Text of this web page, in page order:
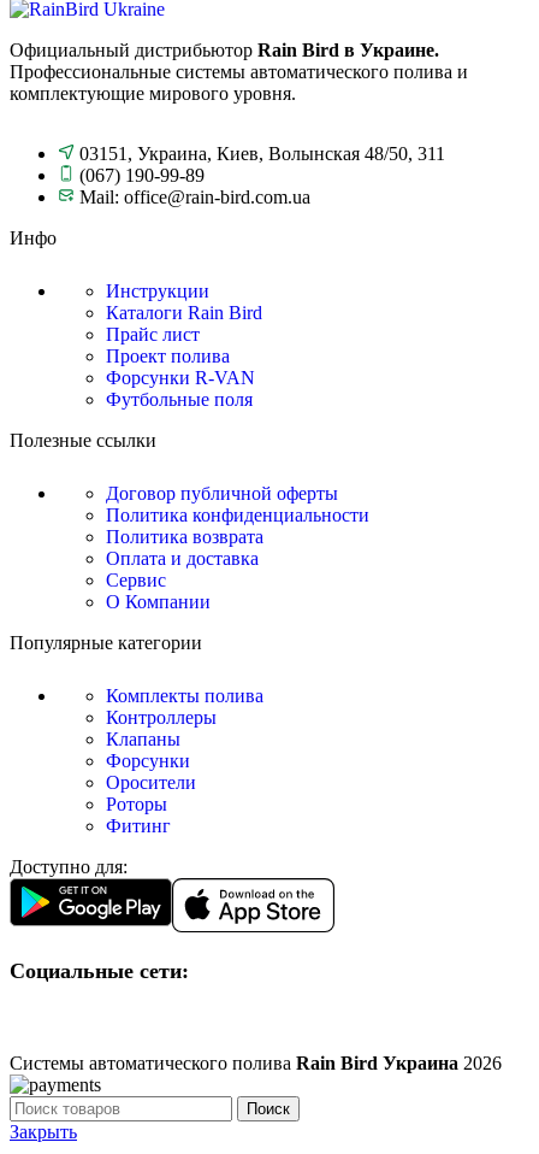
Официальный дистрибьютор Rain Bird в Украине.
Профессиональные системы автоматического полива и
комплектующие мирового уровня.
03151, Украина, Киев, Волынская 48/50, 311
(067) 190-99-89
Mail: office@rain-bird.com.ua
Инфо
Инструкции
Каталоги Rain Bird
Прайс лист
Проект полива
Форсунки R-VAN
Футбольные поля
Полезные ссылки
Договор публичной оферты
Политика конфиденциальности
Политика возврата
Оплата и доставка
Сервис
О Компании
Популярные категории
Комплекты полива
Контроллеры
Клапаны
Форсунки
Оросители
Роторы
Фитинг
Доступно для:
Социальные сети:
Системы автоматического полива Rain Bird Украина 2026
Поиск
Закрыть